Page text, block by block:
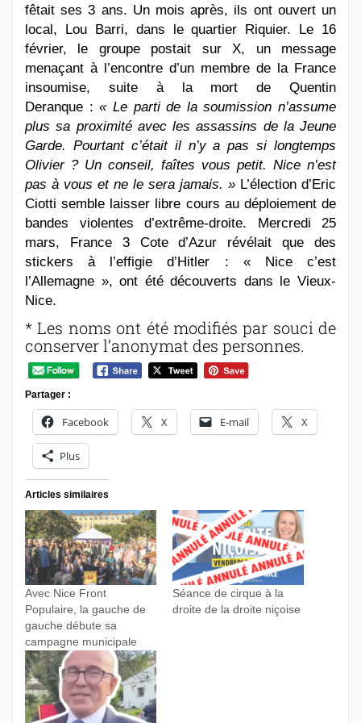
fêtait ses 3 ans. Un mois après, ils ont ouvert un
local, Lou Barri, dans le quartier Riquier. Le 16
février, le groupe postait sur X, un message
menaçant à l’encontre d’un membre de la France
insoumise, suite à la mort de Quentin
Deranque :« Le parti de la soumission n’assume
plus sa proximité avec les assassins de la Jeune
Garde. Pourtant c’était il n’y a pas si longtemps
Olivier ? Un conseil, faîtes vous petit. Nice n’est
pas à vous et ne le sera jamais. » L’élection d’Eric
Ciotti semble laisser libre cours au déploiement de
bandes violentes d’extrême-droite. Mercredi 25
mars, France 3 Cote d’Azur révélait que des
stickers à l’effigie d’Hitler : « Nice c’est
l’Allemagne », ont été découverts dans le Vieux-
Nice.
* Les noms ont été modifiés par souci de
conserver l’anonymat des personnes.
Partager :
Facebook X E-mail X
Plus
Articles similaires
Avec Nice Front
Populaire, la gauche de
gauche débute sa
campagne municipale
Séance de cirque à la
droite de la droite niçoise